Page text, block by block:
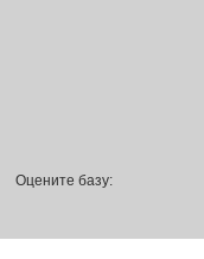
Оцените базу: